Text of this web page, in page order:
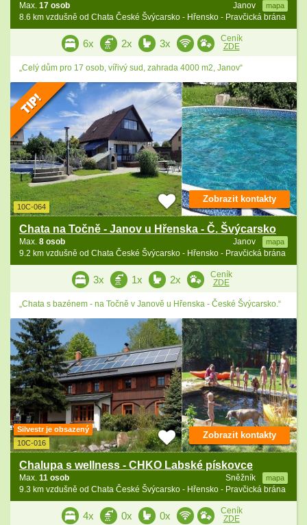
Janov mapa
Max. 17 osob
8.6 km vzdušně od Chata České Švýcarsko - Hřensko - Pravčická brána
6x 2x 3x
Ceník
ZDE
„Celý dům pro 17 osob, vířivý sud, zahrada 4000 m2, Janov“
10C-064
Chata na Točně - Janov u Hřenska - Č. Švýcarsko
Janov mapa
Max. 8 osob
9.2 km vzdušně od Chata České Švýcarsko - Hřensko - Pravčická brána
Zobrazit kontakty
3x 1x 2x
Ceník
ZDE
„Chata s bazénem - na Točně v Janově u Hřenska - České Švýcarsko.“
Silvestr je obsazený
10C-016
Chalupa s wellness - CHKO Labské pískovce
Sněžník mapa
Max. 11 osob
9.3 km vzdušně od Chata České Švýcarsko - Hřensko - Pravčická brána
Zobrazit kontakty
4x 0x 0x
Ceník
ZDE